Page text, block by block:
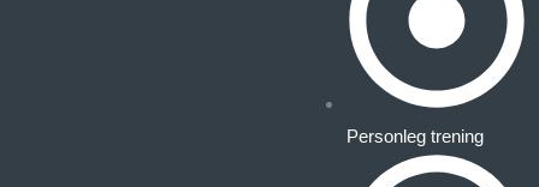
Personleg trening